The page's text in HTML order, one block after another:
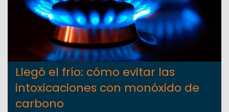
Llegó el frío: cómo evitar las
intoxicaciones con monóxido de
carbono